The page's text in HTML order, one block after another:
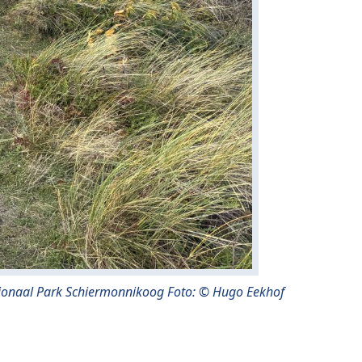
Park Schiermonnikoog Foto: © Hugo Eekhof